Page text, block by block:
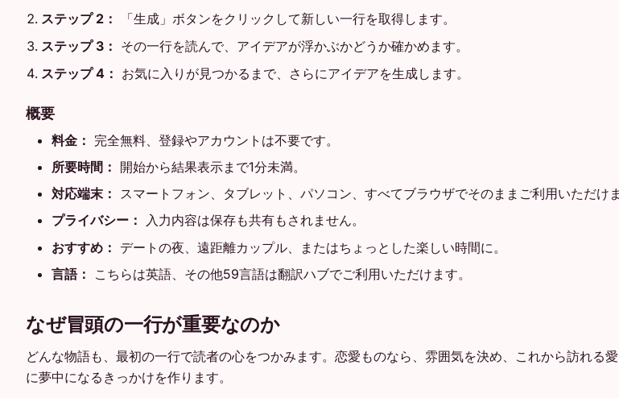
ステップ 2：
「生成」ボタンをクリックして新しい一行を取得します。
ステップ 3： その一行を読んで、アイデアが浮かぶかどうか確かめます。
ステップ 4： お気に入りが見つかるまで、さらにアイデアを生成します。
概要
料金： 完全無料、登録やアカウントは不要です。
所要時間： 開始から結果表示まで1分未満。
対応端末： スマートフォン、タブレット、パソコン、すべてブラウザでそのままご利用いただけま
プライバシー：
入力内容は保存も共有もされません。
おすすめ： デートの夜、遠距離カップル、またはちょっとした楽しい時間に。
言語：
こちらは英語、その他59言語は翻訳ハブでご利用いただけます。
なぜ冒頭の一行が重要なのか
どんな物語も、最初の一行で読者の心をつかみます。恋愛ものなら、雰囲気を決め、これから訪れ
に夢中になるきっかけを作ります。